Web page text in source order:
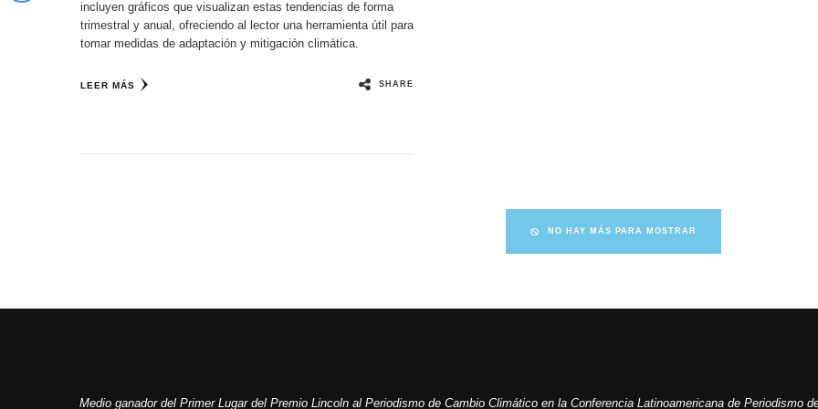
incluyen gráficos que visualizan estas tendencias de forma
trimestral y anual, ofreciendo al lector una herramienta útil para
tomar medidas de adaptación y mitigación climática.
LEER MÁS SHARE
NO HAY MÁS PARA MOSTRAR
Medio ganador del Primer Lugar del Premio Lincoln al Periodismo de Cambio Climático en la Conferencia Latinoamericana de Periodismo